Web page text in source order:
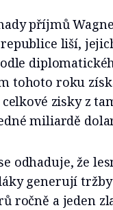
příjmů
liší,
tohoto roku
zisky z
miliardě
odhaduje, že
generují
ročně a jeden